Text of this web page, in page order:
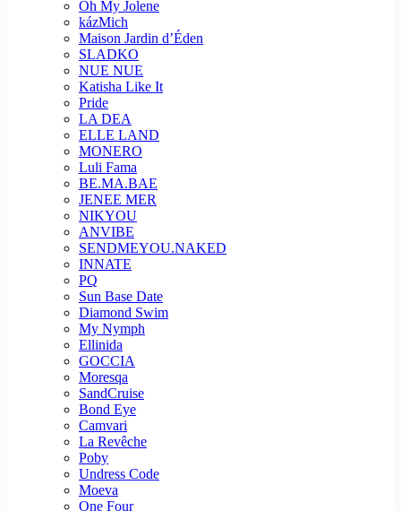
Oh My Jolene
kázMich
Maison Jardin d’Éden
SLADKO
NUE NUE
Katisha Like It
Pride
LA DEA
ELLE LAND
MONERO
Luli Fama
BE.MA.BAE
JENEE MER
NIKYOU
ANVIBE
SENDMEYOU.NAKED
INNATE
PQ
Sun Base Date
Diamond Swim
My Nymph
Ellinida
GOCCIA
Moresqa
SandCruise
Bond Eye
Camvari
La Revêche
Poby
Undress Code
Moeva
One Four